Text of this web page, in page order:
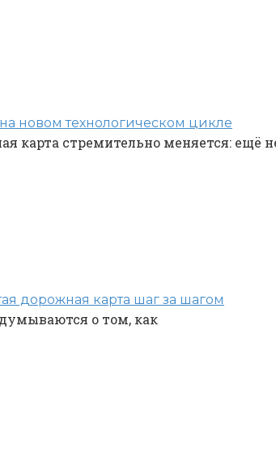
новом технологическом цикле
карта стремительно меняется: ещё
дорожная карта шаг за шагом
о том, как